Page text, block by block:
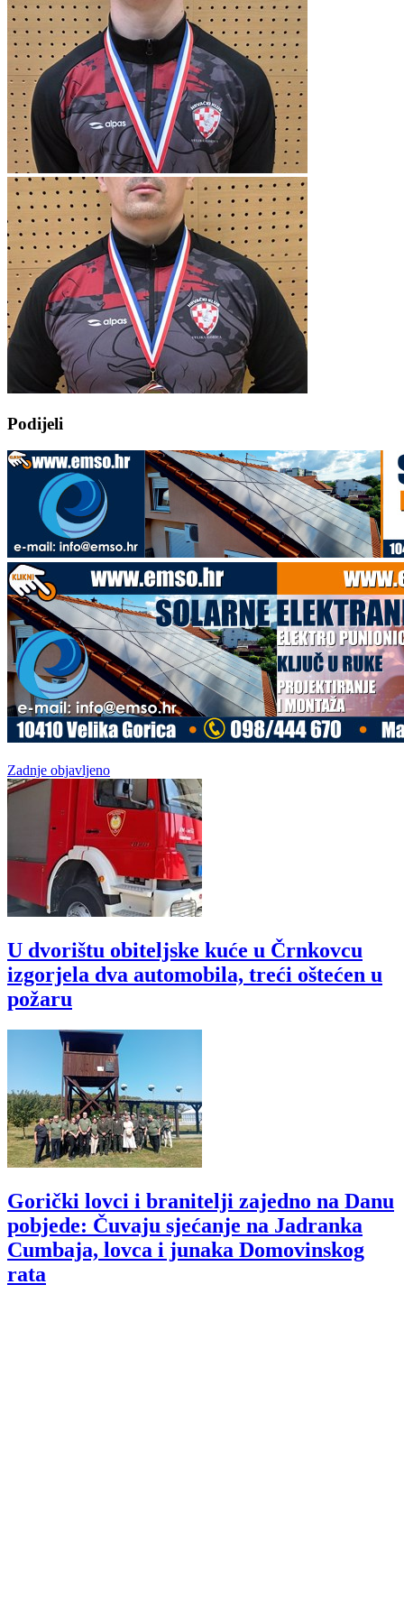
Podijeli
Zadnje objavljeno
U dvorištu obiteljske kuće u Črnkovcu
izgorjela dva automobila, treći oštećen u
požaru
Gorički lovci i branitelji zajedno na Danu
pobjede: Čuvaju sjećanje na Jadranka
Cumbaja, lovca i junaka Domovinskog
rata